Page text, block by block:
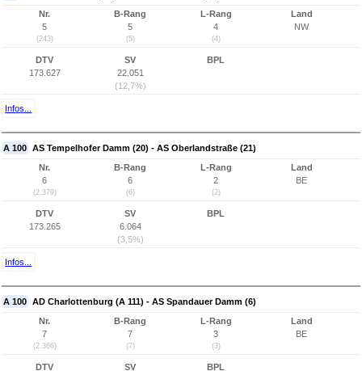
Nr.
5
(243)
B-Rang
5
(5)
L-Rang
4
(4)
Land
NW
DTV
173.627
SV
22.051
(12,7%)
BPL
Infos...
A 100 AS Tempelhofer Damm (20) - AS Oberlandstraße (21)
Nr.
6
(2.379)
B-Rang
6
(6)
L-Rang
2
(2)
Land
BE
DTV
173.265
SV
6.064
(3,5%)
BPL
Infos...
A 100 AD Charlottenburg (A 111) - AS Spandauer Damm (6)
Nr.
7
(2.366)
B-Rang
7
(7)
L-Rang
3
(3)
Land
BE
DTV
SV
BPL